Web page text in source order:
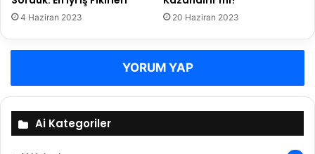
F
l
i
4 Haziran 2023 20 Haziran 2023
YORUM YAP
Ai Kategoriler